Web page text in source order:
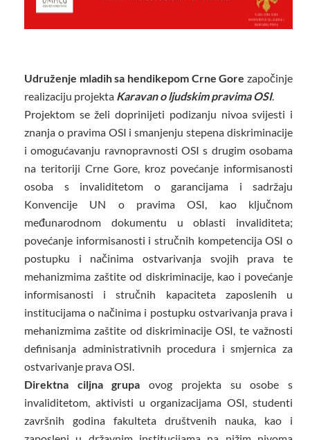
Udruženje mladih sa hendikepom Crne Gore započinje
realizaciju projekta Karavan o ljudskim pravima OSI.
Projektom se želi doprinijeti podizanju nivoa svijesti i
znanja o pravima OSI i smanjenju stepena diskriminacije
i omogućavanju ravnopravnosti OSI s drugim osobama
na teritoriji Crne Gore, kroz povećanje informisanosti
osoba s invaliditetom o garancijama i sadržaju
Konvencije UN o pravima OSI, kao ključnom
međunarodnom dokumentu u oblasti invaliditeta;
povećanje informisanosti i stručnih kompetencija OSI o
postupku i načinima ostvarivanja svojih prava te
mehanizmima zaštite od diskriminacije, kao i povećanje
informisanosti i stručnih kapaciteta zaposlenih u
institucijama o načinima i postupku ostvarivanja prava i
mehanizmima zaštite od diskriminacije OSI, te važnosti
definisanja administrativnih procedura i smjernica za
ostvarivanje prava OSI.
Direktna ciljna grupa ovog projekta su osobe s
invaliditetom, aktivisti u organizacijama OSI, studenti
završnih godina fakulteta društvenih nauka, kao i